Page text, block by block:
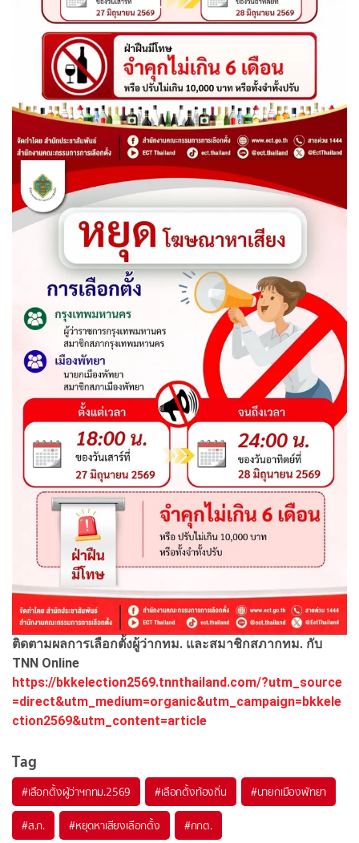
ติดตามผลการเลือกตั้งผู้ว่ากทม. และสมาชิกสภากทม. กับ
TNN Online
https://bkkelection2569.tnnthailand.com/?utm_source
=direct&utm_medium=organic&utm_campaign=bkkele
ction2569&utm_content=article
Tag
#เลือกตั้งผู้ว่าฯกทม.2569 #เลือกตั้งท้องถิ่น #นายกเมืองพัทยา
#ส.ก. #หยุดหาเสียงเลือกตั้ง #กกต.